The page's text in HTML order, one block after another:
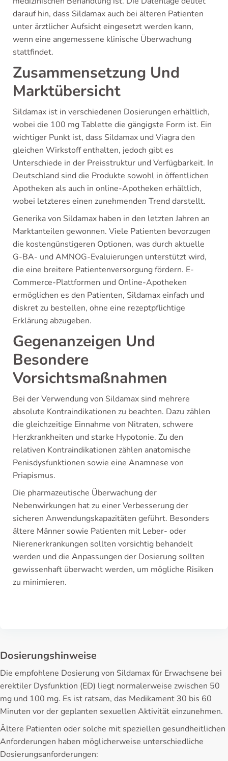
darauf hin, dass Sildamax auch bei älteren Patienten
unter ärztlicher Aufsicht eingesetzt werden kann,
wenn eine angemessene klinische Überwachung
stattfindet.
Zusammensetzung Und
Marktübersicht
Sildamax ist in verschiedenen Dosierungen erhältlich,
wobei die 100 mg Tablette die gängigste Form ist. Ein
wichtiger Punkt ist, dass Sildamax und Viagra den
gleichen Wirkstoff enthalten, jedoch gibt es
Unterschiede in der Preisstruktur und Verfügbarkeit. In
Deutschland sind die Produkte sowohl in öffentlichen
Apotheken als auch in online-Apotheken erhältlich,
wobei letzteres einen zunehmenden Trend darstellt.
Generika von Sildamax haben in den letzten Jahren an
Marktanteilen gewonnen. Viele Patienten bevorzugen
die kostengünstigeren Optionen, was durch aktuelle
G-BA- und AMNOG-Evaluierungen unterstützt wird,
die eine breitere Patientenversorgung fördern. E-
Commerce-Plattformen und Online-Apotheken
ermöglichen es den Patienten, Sildamax einfach und
diskret zu bestellen, ohne eine rezeptpflichtige
Erklärung abzugeben.
Gegenanzeigen Und
Besondere
Vorsichtsmaßnahmen
Bei der Verwendung von Sildamax sind mehrere
absolute Kontraindikationen zu beachten. Dazu zählen
die gleichzeitige Einnahme von Nitraten, schwere
Herzkrankheiten und starke Hypotonie. Zu den
relativen Kontraindikationen zählen anatomische
Penisdysfunktionen sowie eine Anamnese von
Priapismus.
Die pharmazeutische Überwachung der
Nebenwirkungen hat zu einer Verbesserung der
sicheren Anwendungskapazitäten geführt. Besonders
ältere Männer sowie Patienten mit Leber- oder
Nierenerkrankungen sollten vorsichtig behandelt
werden und die Anpassungen der Dosierung sollten
gewissenhaft überwacht werden, um mögliche Risiken
zu minimieren.
Dosierungshinweise
Die empfohlene Dosierung von Sildamax für Erwachsene bei
erektiler Dysfunktion (ED) liegt normalerweise zwischen 50
mg und 100 mg. Es ist ratsam, das Medikament 30 bis 60
Minuten vor der geplanten sexuellen Aktivität einzunehmen.
Ältere Patienten oder solche mit speziellen gesundheitlichen
Anforderungen haben möglicherweise unterschiedliche
Dosierungsanforderungen: